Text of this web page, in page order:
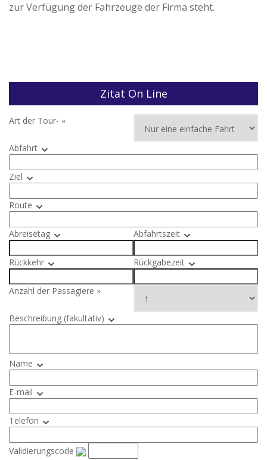
zur Verfügung der Fahrzeuge der Firma steht.
Zitat On Line
Art der Tour- »
Abfahrt
Ziel
Route
Abreisetag Abfahrtszeit
Rückkehr Rückgabezeit
Anzahl der Passagiere »
Beschreibung (fakultativ)
Name
E-mail
Telefon
Validierungscode